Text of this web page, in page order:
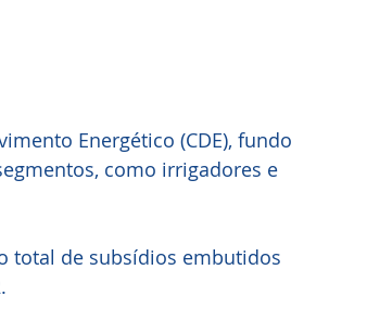
Energético (CDE), fundo
como irrigadores e
total de subsídios embutidos